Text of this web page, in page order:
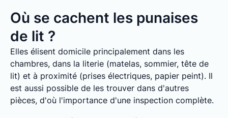
Où se cachent les punaises
de lit ?
Elles élisent domicile principalement dans les
chambres, dans la literie (matelas, sommier, tête de
lit) et à proximité (prises électriques, papier peint). Il
est aussi possible de les trouver dans d'autres
pièces, d'où l'importance d'une inspection complète.